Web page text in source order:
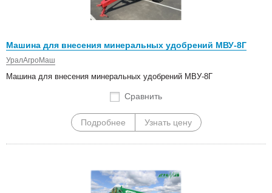
Машина для внесения минеральных удобрений МВУ-8Г
УралАгроМаш
Машина для внесения минеральных удобрений МВУ-8Г
Сравнить
Подробнее Узнать цену